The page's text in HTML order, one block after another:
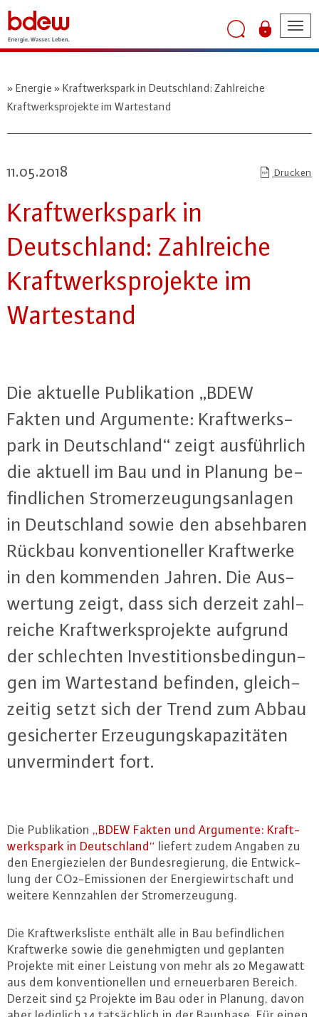
Energie
Kraftwerkspark in Deutschland: Zahlreiche
Kraftwerksprojekte im Wartestand
11.05.2018 Drucken
Kraft­werks­park in
Deutsch­land: Zahl­rei­che
Kraft­werks­pro­jek­te im
War­te­stand
Die aktuelle Pu­bli­ka­ti­on „BDEW
Fakten und Argumente: Kraft­werks­
park in Deutsch­land“ zeigt aus­führ­lich
die aktuell im Bau und in Planung be­
find­li­chen Strom­er­zeu­gungs­an­la­gen
in Deutsch­land sowie den ab­seh­ba­ren
Rückbau kon­ven­tio­nel­ler Kraft­wer­ke
in den kommenden Jahren. Die Aus­
wer­tung zeigt, dass sich derzeit zahl­
rei­che Kraft­werks­pro­jek­te aufgrund
der schlech­ten In­ves­ti­ti­ons­be­din­gun­
gen im War­te­stand befinden, gleich­
zei­tig setzt sich der Trend zum Abbau
ge­si­cher­ter Er­zeu­gungs­ka­pa­zi­tä­ten
un­ver­min­dert fort.
Die Pu­bli­ka­ti­on „BDEW Fakten und Argumente: Kraft­
werks­park in Deutsch­land“ liefert zudem Angaben zu
den En­er­gie­zie­len der Bun­des­re­gie­rung, die Ent­wick­
lung der CO2-Emis­sio­nen der En­er­gie­wirt­schaft und
weitere Kenn­zah­len der Strom­er­zeu­gung.
Die Kraft­werks­lis­te enthält alle in Bau be­find­li­chen
Kraft­wer­ke sowie die ge­neh­mig­ten und geplanten
Projekte mit einer Leistung von mehr als 20 Megawatt
aus dem kon­ven­tio­nel­len und er­neu­er­ba­ren Bereich.
Derzeit sind 52 Projekte im Bau oder in Planung, davon